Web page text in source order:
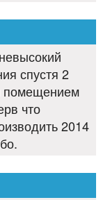
спустя 2
помещением
что
2014